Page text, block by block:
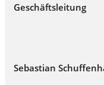
Geschäftsleitung
Sebastian